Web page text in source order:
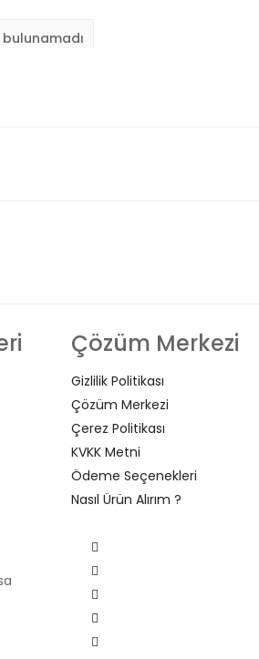
Çözüm Merkezi
Gizlilik Politikası
Çözüm Merkezi
Çerez Politikası
KVKK Metni
Ödeme Seçenekleri
Nasıl Ürün Alırım ?